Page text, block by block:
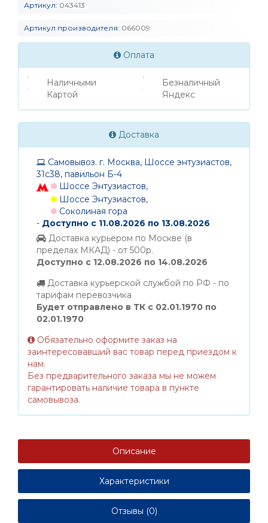
Артикул: 043413
Артикул производителя: 066009
Оплата
Наличными
Картой
Безналичный
Яндекс
Доставка
Самовывоз. г. Москва, Шоссе энтузиастов,
31с38, павильон Б-4
Шоссе Энтузиастов,
Шоссе Энтузиастов,
Соколиная гора
- Доступно с 11.08.2026 по 13.08.2026
Доставка курьером по Москве (в
пределах МКАД) - от 500р.
Доступно с 12.08.2026 по 14.08.2026
Доставка курьерской службой по РФ - по
тарифам перевозчика
Будет отправлено в ТК с 02.01.1970 по
02.01.1970
Обязательно оформите заказ на
заинтересовавший вас товар перед приездом к
нам.
Без предварительного заказа мы не можем
гарантировать наличие товара в пункте
самовывоза.
Описание
Характеристики
Отзывы (0)